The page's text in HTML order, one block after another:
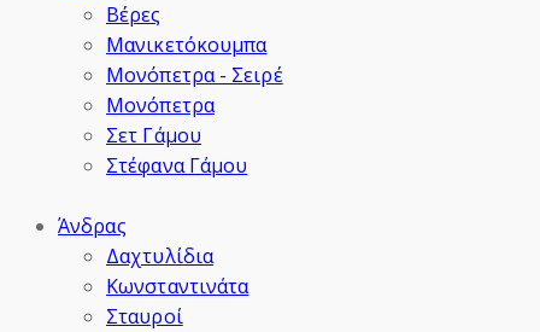
Βέρες
Μανικετόκουμπα
Μονόπετρα - Σειρέ
Μονόπετρα
Σετ Γάμου
Στέφανα Γάμου
Άνδρας
Δαχτυλίδια
Κωνσταντινάτα
Σταυροί